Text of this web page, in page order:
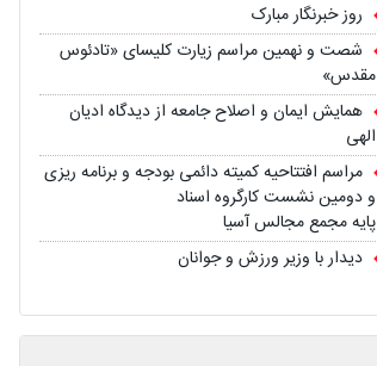
روز خبرنگار مبارک
شصت و نهمین مراسم زیارت کلیسای «تادئوس
مقدس»
همایش ایمان و اصلاح جامعه از دیدگاه ادیان
الهی
مراسم افتتاحیه کمیته دائمی بودجه و برنامه ریزی
و دومین نشست کارگروه اسناد
پایه مجمع مجالس آسیا
دیدار با وزیر ورزش و جوانان